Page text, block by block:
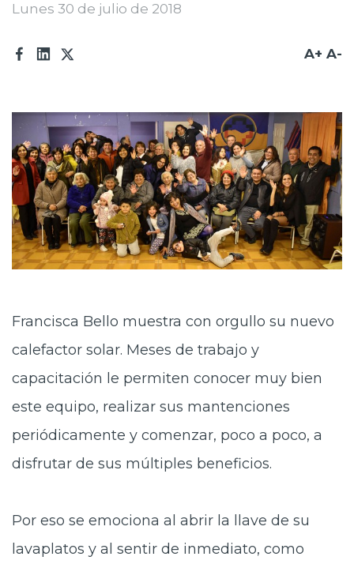
Proveedores
Lunes 30 de julio de 2018
A+ A-
Francisca Bello muestra con orgullo su nuevo
calefactor solar. Meses de trabajo y
capacitación le permiten conocer muy bien
este equipo, realizar sus mantenciones
periódicamente y comenzar, poco a poco, a
disfrutar de sus múltiples beneficios.
Por eso se emociona al abrir la llave de su
lavaplatos y al sentir de inmediato, como